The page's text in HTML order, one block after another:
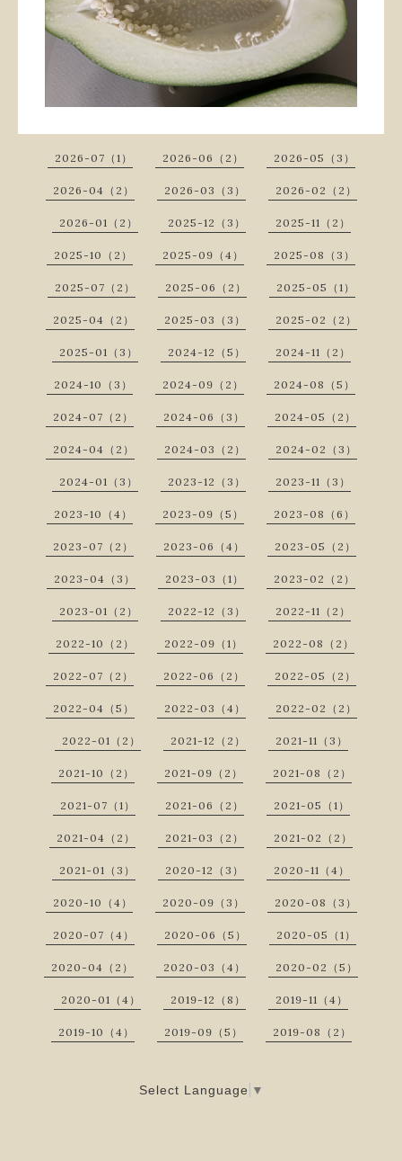
2026-07（1） 2026-06（2） 2026-05（3）
2026-04（2） 2026-03（3） 2026-02（2）
2026-01（2） 2025-12（3） 2025-11（2）
2025-10（2） 2025-09（4） 2025-08（3）
2025-07（2） 2025-06（2） 2025-05（1）
2025-04（2） 2025-03（3） 2025-02（2）
2025-01（3） 2024-12（5） 2024-11（2）
2024-10（3） 2024-09（2） 2024-08（5）
2024-07（2） 2024-06（3） 2024-05（2）
2024-04（2） 2024-03（2） 2024-02（3）
2024-01（3） 2023-12（3） 2023-11（3）
2023-10（4） 2023-09（5） 2023-08（6）
2023-07（2） 2023-06（4） 2023-05（2）
2023-04（3） 2023-03（1） 2023-02（2）
2023-01（2） 2022-12（3） 2022-11（2）
2022-10（2） 2022-09（1） 2022-08（2）
2022-07（2） 2022-06（2） 2022-05（2）
2022-04（5） 2022-03（4） 2022-02（2）
2022-01（2） 2021-12（2） 2021-11（3）
2021-10（2） 2021-09（2） 2021-08（2）
2021-07（1） 2021-06（2） 2021-05（1）
2021-04（2） 2021-03（2） 2021-02（2）
2021-01（3） 2020-12（3） 2020-11（4）
2020-10（4） 2020-09（3） 2020-08（3）
2020-07（4） 2020-06（5） 2020-05（1）
2020-04（2） 2020-03（4） 2020-02（5）
2020-01（4） 2019-12（8） 2019-11（4）
2019-10（4） 2019-09（5） 2019-08（2）
Select Language ▼